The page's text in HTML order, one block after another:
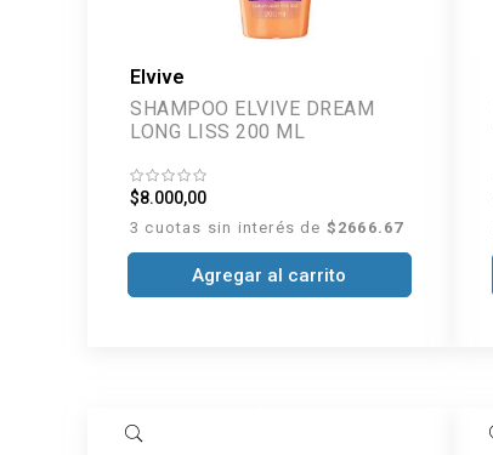
Elvive
SHAMPOO ELVIVE DREAM
LONG LISS 200 ML
$8.000,00
3 cuotas sin interés de $2666.67
Agregar al carrito